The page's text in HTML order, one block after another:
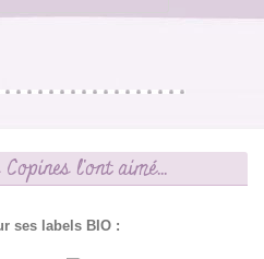
Copines l'ont aimé...
ses labels BIO :